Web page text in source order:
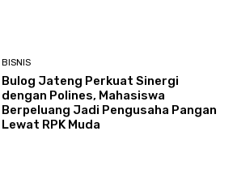
BISNIS
Bulog Jateng Perkuat Sinergi
dengan Polines, Mahasiswa
Berpeluang Jadi Pengusaha Pangan
Lewat RPK Muda